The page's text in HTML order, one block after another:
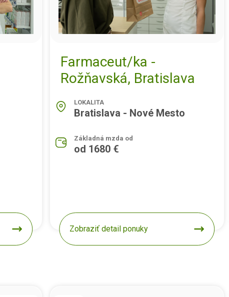
Farmaceut/ka -
Rožňavská, Bratislava
LOKALITA
Bratislava - Nové Mesto
Základná mzda od
od 1680 €
Zobraziť detail ponuky